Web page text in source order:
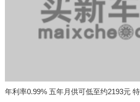
年利率0.99% 五年月供可低至约2193元